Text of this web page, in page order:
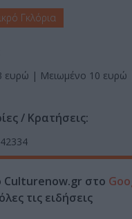
Γκλόρια
ευρώ | Μειωμένο 10 ευρώ |
/ Κρατήσεις:
Culturenow.gr στο
τις ειδήσεις